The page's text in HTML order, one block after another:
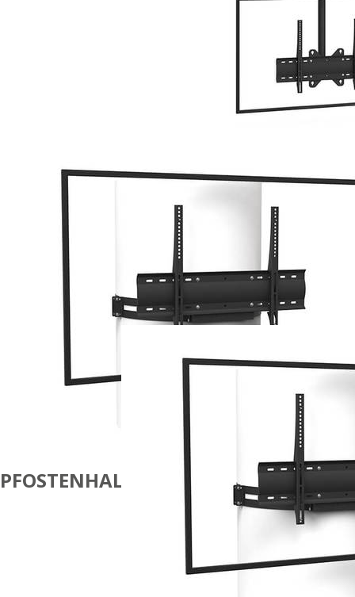
PFOSTENHALTERUNG